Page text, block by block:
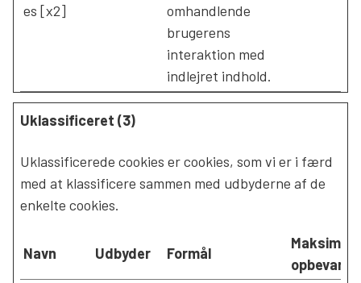
es [x2]
omhandlende
brugerens
interaktion med
indlejret indhold.
Uklassificeret (3)
Uklassificerede cookies er cookies, som vi er i færd
med at klassificere sammen med udbyderne af de
enkelte cookies.
Navn Udbyder Formål
Maksimal